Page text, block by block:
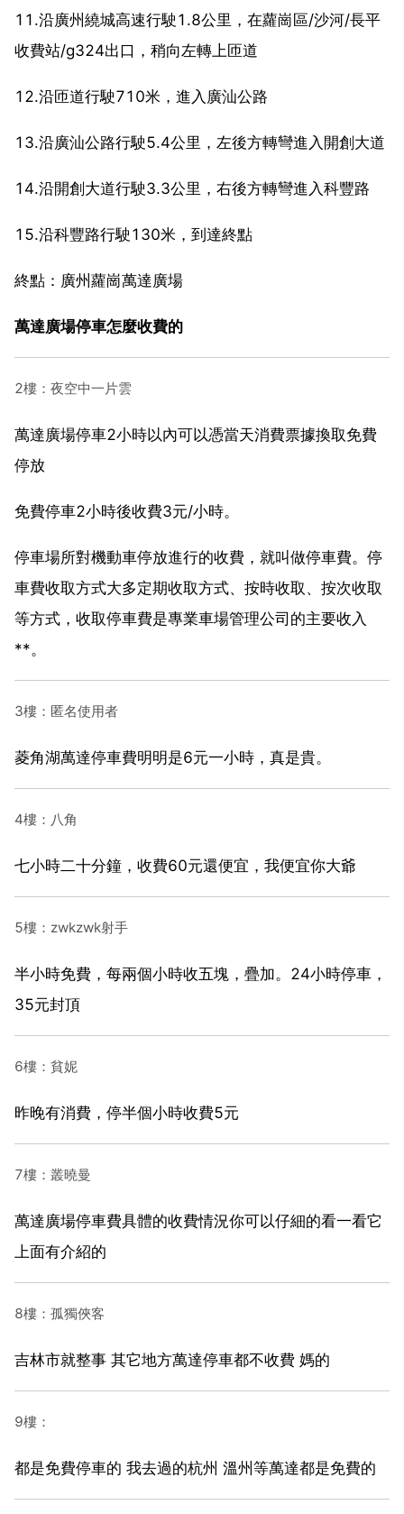
11.沿廣州繞城高速行駛1.8公里，在蘿崗區/沙河/長平
收費站/g324出口，稍向左轉上匝道
12.沿匝道行駛710米，進入廣汕公路
13.沿廣汕公路行駛5.4公里，左後方轉彎進入開創大道
14.沿開創大道行駛3.3公里，右後方轉彎進入科豐路
15.沿科豐路行駛130米，到達終點
終點：廣州蘿崗萬達廣場
萬達廣場停車怎麼收費的
2樓：夜空中一片雲
萬達廣場停車2小時以內可以憑當天消費票據換取免費
停放
免費停車2小時後收費3元/小時。
停車場所對機動車停放進行的收費，就叫做停車費。停
車費收取方式大多定期收取方式、按時收取、按次收取
等方式，收取停車費是專業車場管理公司的主要收入
**。
3樓：匿名使用者
菱角湖萬達停車費明明是6元一小時，真是貴。
4樓：八角
七小時二十分鐘，收費60元還便宜，我便宜你大爺
5樓：zwkzwk射手
半小時免費，每兩個小時收五塊，疊加。24小時停車，
35元封頂
6樓：貧妮
昨晚有消費，停半個小時收費5元
7樓：叢曉曼
萬達廣場停車費具體的收費情況你可以仔細的看一看它
上面有介紹的
8樓：孤獨俠客
吉林市就整事 其它地方萬達停車都不收費 媽的
9樓：
都是免費停車的 我去過的杭州 溫州等萬達都是免費的